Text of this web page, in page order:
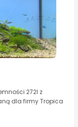
272l z
dla firmy Tropica